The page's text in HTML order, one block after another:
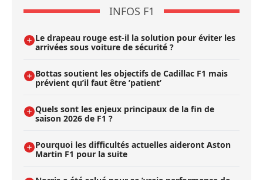
INFOS F1
Le drapeau rouge est-il la solution pour éviter les
arrivées sous voiture de sécurité ?
Bottas soutient les objectifs de Cadillac F1 mais
prévient qu’il faut être ’patient’
Quels sont les enjeux principaux de la fin de
saison 2026 de F1 ?
Pourquoi les difficultés actuelles aideront Aston
Martin F1 pour la suite